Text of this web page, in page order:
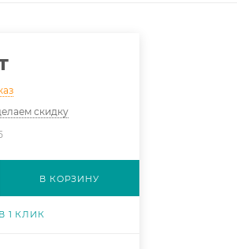
скидку
В КОРЗИНУ
1 КЛИК